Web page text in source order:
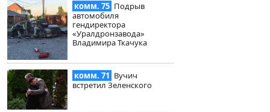
комм. 75 Подрыв
автомобиля
гендиректора
«Уралдронзавода»
Владимира Ткачука
комм. 71 Вучич
встретил Зеленского